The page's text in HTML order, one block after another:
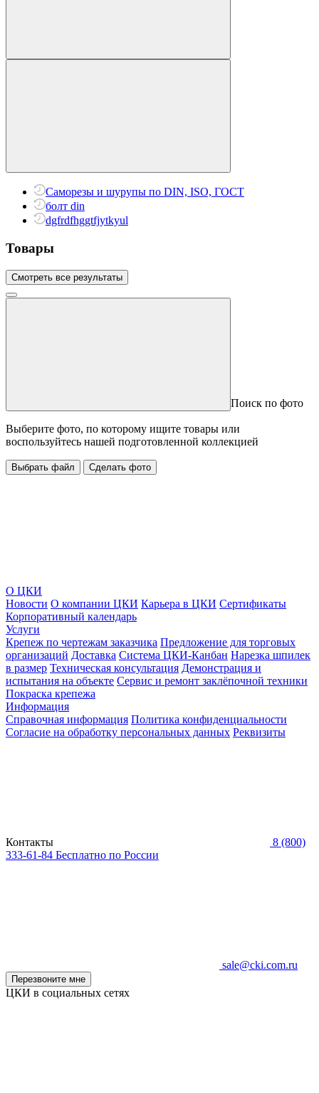
Саморезы и шурупы по DIN, ISO, ГОСТ
болт din
dgfrdfhggtfjytkyul
Товары
Смотреть все результаты
Поиск по фото
Выберите фото, по которому ищите товары или
воспользуйтесь нашей подготовленной коллекцией
Выбрать файл Сделать фото
О ЦКИ
Новости О компании ЦКИ Карьера в ЦКИ Сертификаты
Корпоративный календарь
Услуги
Крепеж по чертежам заказчика Предложение для торговых
организаций Доставка Система ЦКИ-Канбан Нарезка шпилек
в размер Техническая консультация Демонстрация и
испытания на объекте Сервис и ремонт заклёпочной техники
Покраска крепежа
Информация
Справочная информация Политика конфиденциальности
Согласие на обработку персональных данных Реквизиты
Контакты
8 (800)
333-61-84 Бесплатно по России
sale@cki.com.ru
Перезвоните мне
ЦКИ в социальных сетях